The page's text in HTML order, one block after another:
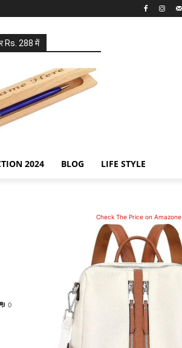
Rs. 288 में
2024 BLOG LIFE STYLE
0
Check The Price on Amazone